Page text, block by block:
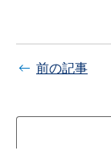
前の記事